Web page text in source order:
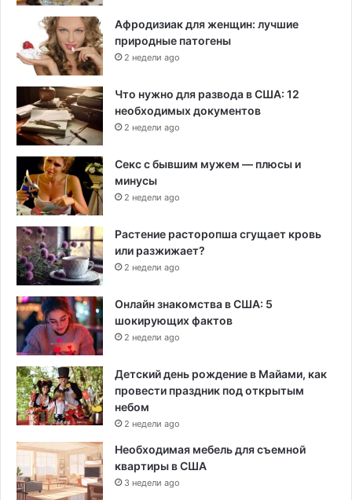
Афродизиак для женщин: лучшие
природные патогены
2 недели ago
Что нужно для развода в США: 12
необходимых документов
2 недели ago
Секс с бывшим мужем — плюсы и
минусы
2 недели ago
Растение расторопша сгущает кровь
или разжижает?
2 недели ago
Онлайн знакомства в США: 5
шокирующих фактов
2 недели ago
Детский день рождение в Майами, как
провести праздник под открытым
небом
2 недели ago
Необходимая мебель для съемной
квартиры в США
3 недели ago